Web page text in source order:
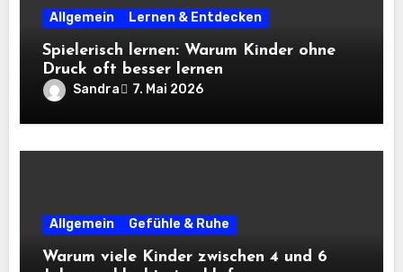
Allgemein Lernen & Entdecken
Spielerisch lernen: Warum Kinder ohne
Druck oft besser lernen
Sandra 7. Mai 2026
Allgemein Gefühle & Ruhe
Warum viele Kinder zwischen 4 und 6